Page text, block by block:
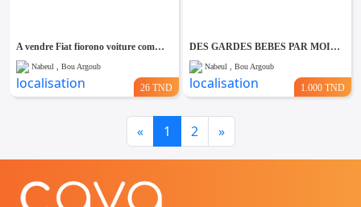
A vendre Fiat fiorono voiture commercial en bonne état
Nabeul , Bou Argoub
26 TND
DES GARDES BEBES PAR MOIS A BOU ARGOUB
Nabeul , Bou Argoub
1.000 TND
«Previous
1 2 »Next